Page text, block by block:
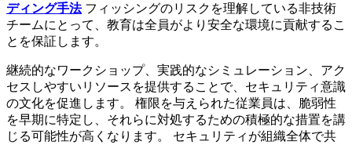
ディング手法フィッシングのリスクを理解している非技術
チームにとって、教育は全員がより安全な環境に貢献するこ
とを保証します。
継続的なワークショップ、実践的なシミュレーション、アク
セスしやすいリソースを提供することで、セキュリティ意識
の文化を促進します。 権限を与えられた従業員は、脆弱性
を早期に特定し、それらに対処するための積極的な措置を講
じる可能性が高くなります。 セキュリティが組織全体で共